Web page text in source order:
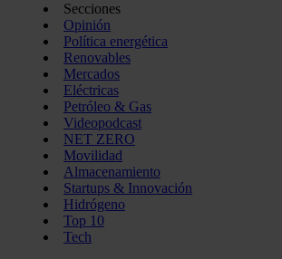
Secciones
Opinión
Política energética
Renovables
Mercados
Eléctricas
Petróleo & Gas
Videopodcast
NET ZERO
Movilidad
Almacenamiento
Startups & Innovación
Hidrógeno
Top 10
Tech